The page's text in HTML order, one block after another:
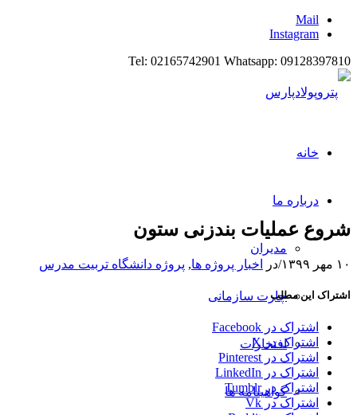
Mail
Instagram
Tel: 02165742901 Whatsapp: 09128397810
خانه
درباره ما
مدیران
چارت سازمانی
افتخارات
گواهینامه ها
شروع عملیات بندزنی ستون
۱۰ مهر ۱۳۹۹ /در اخبار پروژه ها, پروژه دانشگاه تربیت مدرس
اشتراک این مطلب
اشتراک در Facebook
اشتراک در X
اشتراک در Pinterest
اشتراک در LinkedIn
اشتراک در Tumblr
اشتراک در Vk